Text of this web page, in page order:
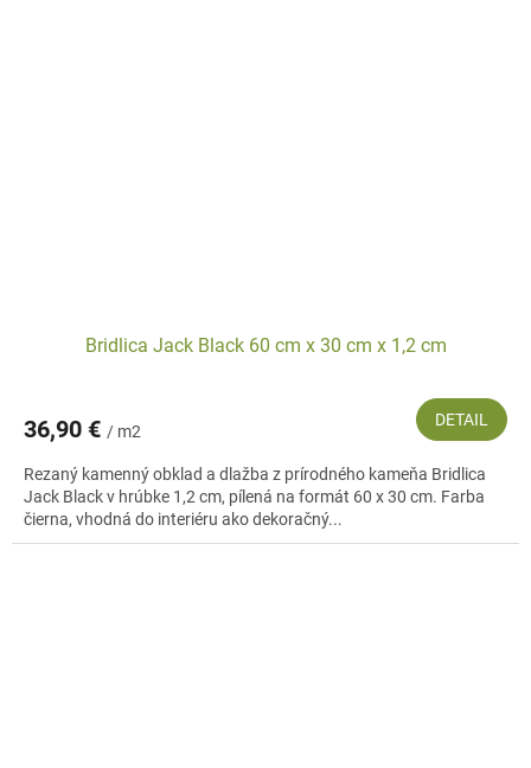
Bridlica Jack Black 60 cm x 30 cm x 1,2 cm
36,90 € / m2
DETAIL
Rezaný kamenný obklad a dlažba z prírodného kameňa Bridlica
Jack Black v hrúbke 1,2 cm, pílená na formát 60 x 30 cm. Farba
čierna, vhodná do interiéru ako dekoračný...